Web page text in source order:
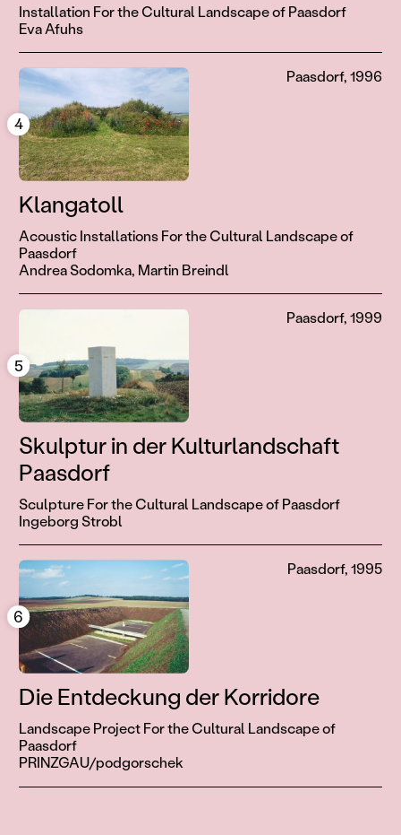
Installation For the Cultural Landscape of Paasdorf
Eva Afuhs
Klangatoll
Acoustic Installations For the Cultural Landscape of
Paasdorf
Andrea Sodomka, Martin Breindl
Paasdorf, 1996
4
Skulptur in der Kulturlandschaft
Paasdorf
Sculpture For the Cultural Landscape of Paasdorf
Ingeborg Strobl
Paasdorf, 1999
5
Die Entdeckung der Korridore
Landscape Project For the Cultural Landscape of
Paasdorf
PRINZGAU/podgorschek
Paasdorf, 1995
6